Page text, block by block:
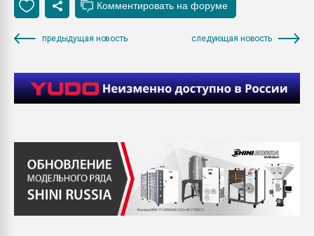
предыдущая новость следующая новость